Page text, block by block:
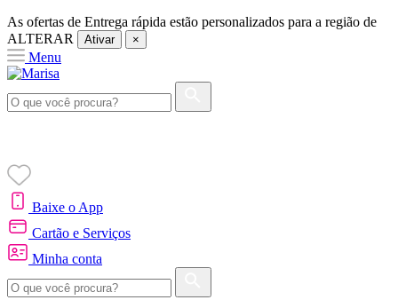
As ofertas de Entrega rápida estão personalizados para a região de
ALTERAR
Ativar ×
Menu
Baixe o App
Cartão e Serviços
Minha conta